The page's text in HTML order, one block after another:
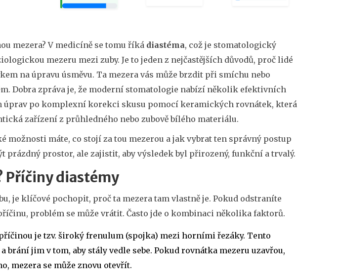
mezera? V medicíně se tomu říká diastéma, což je stomatologický
mezeru mezi zuby. Je to jeden z nejčastějších důvodů, proč lidé
na úpravu úsměvu. Ta mezera vás může brzdit při smíchu nebo
Dobra zpráva je, že moderní stomatologie nabízí několik efektivních
úprav po komplexní korekci skusu pomocíkeramických rovnátek, která
zařízení z průhledného nebo zubově bílého materiálu.
možnosti máte, co stojí za tou mezerou a jak vybrat ten správný postup
prázdný prostor, ale zajistit, aby výsledek byl přirozený, funkční a trvalý.
Příčiny diastémy
je klíčové pochopit, proč ta mezera tam vlastně je. Pokud odstraníte
problém se může vrátit. Často jde o kombinaci několika faktorů.
je tzv. široký frenulum (spojka) mezi horními řezáky. Tento
brání jim v tom, aby stály vedle sebe. Pokud rovnátka mezeru uzavřou,
mezera se může znovu otevřít.